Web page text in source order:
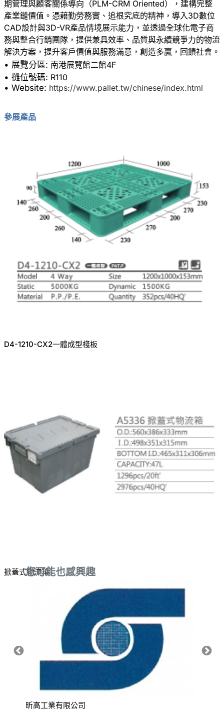
期管理與顧客關係導向（PLM-CRM Oriented），建構完整
產業鏈價值。憑藉勤勞務實、追根究底的精神，導入3D數位
CAD設計與3D-VR產品情境展示能力，並透過全球化電子商
務與整合行銷團隊，提供兼具效率、品質與永續競爭力的物流
• 展覽分區: 南港展覽館二館4F
• 攤位號碼: R110
• Website: https://www.pallet.tw/chinese/index.html
參展產品
D4-1210-CX2一體成型棧板
掀蓋式物流箱您可能也感興趣
昕高工業有限公司